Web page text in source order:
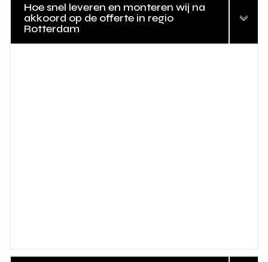
Hoe snel leveren en monteren wij na
akkoord op de offerte in regio
Rotterdam